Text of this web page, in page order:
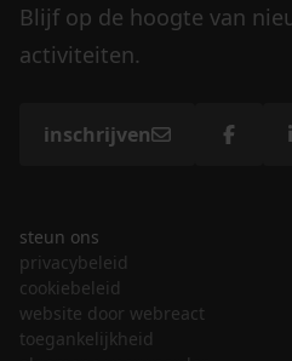
Blijf op de hoogte van
activiteiten.
inschrijven
steun ons
privacybeleid
cookiebeleid
website door webreact
toegankelijkheid